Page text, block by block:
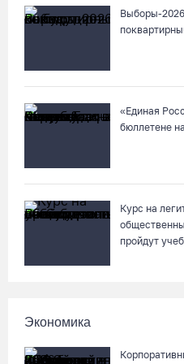
08.08.26 / 10:22
Две телеги «органики» станут
8 августа в Череповце пройдет
08.08.26 / 09:15
10 пьяных водителей и 23 без
вологодские гаишники
07.08.26 / 18:12
Выборы-
«Единая
бюллетене
Курс на
пройдут
Экономика